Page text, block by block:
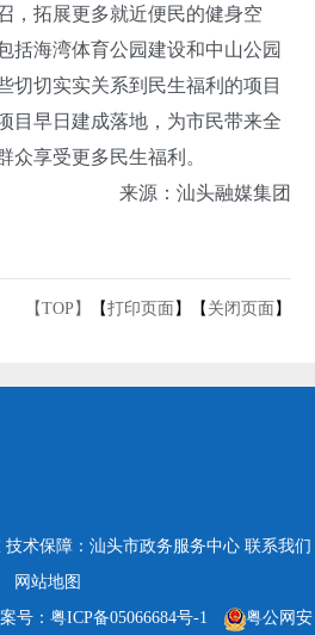
，拓展更多就近便民的健身空
括海湾体育公园建设和中山公园
切切实实关系到民生福利的项目
目早日建成落地，为市民带来全
众享受更多民生福利。
来源：汕头融媒集团
【TOP】 【打印页面 】【 关闭页面 】
技术保障：汕头市政务服务中心 联系我们
网站地图
号：粤ICP备05066684号-1 粤公网安